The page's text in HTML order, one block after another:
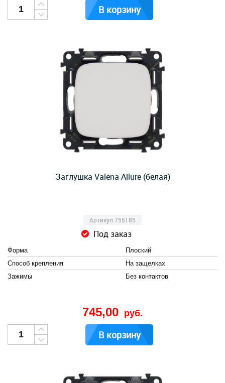
В корзину
Заглушка Valena Allure (белая)
Артикул 755185
Под заказ
Форма
Плоский
Способ крепления
На защелках
Зажимы
Без контактов
745,00 руб.
В корзину